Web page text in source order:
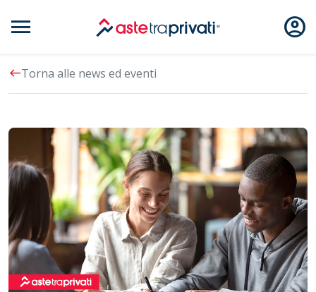
menu Aste account_circle
westTorna alle news ed eventi